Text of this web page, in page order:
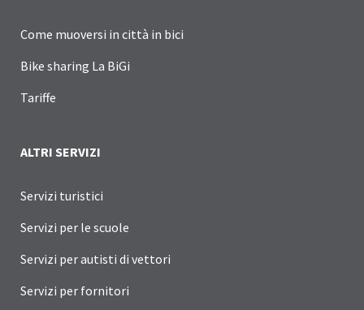
Come muoversi in città in bici
Bike sharing La BiGi
Tariffe
ALTRI SERVIZI
Servizi turistici
Servizi per le scuole
Servizi per autisti di vettori
Servizi per fornitori